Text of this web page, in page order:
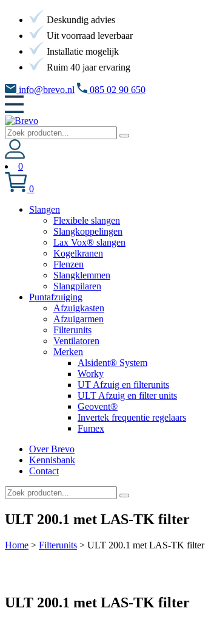
Deskundig advies
Uit voorraad leverbaar
Installatie mogelijk
Ruim 40 jaar ervaring
info@brevo.nl 085 02 90 650
0
0
Slangen
Flexibele slangen
Slangkoppelingen
Lax Vox® slangen
Kogelkranen
Flenzen
Slangklemmen
Slangpilaren
Puntafzuiging
Afzuigkasten
Afzuigarmen
Filterunits
Ventilatoren
Merken
Alsident® System
Worky
UT Afzuig en filterunits
ULT Afzuig en filter units
Geovent®
Invertek frequentie regelaars
Fumex
Over Brevo
Kennisbank
Contact
ULT 200.1 met LAS-TK filter
Home > Filterunits > ULT 200.1 met LAS-TK filter
ULT 200.1 met LAS-TK filter